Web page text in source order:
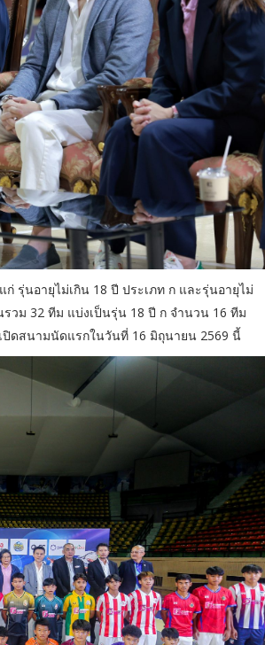
รุ่นอายุไม่เกิน 18 ปี ประเภท ก และรุ่นอายุไม่
วม 32 ทีม แบ่งเป็นรุ่น 18 ปี ก จำนวน 16 ทีม
ดสนามนัดแรกในวันที่ 16 มิถุนายน 2569 นี้